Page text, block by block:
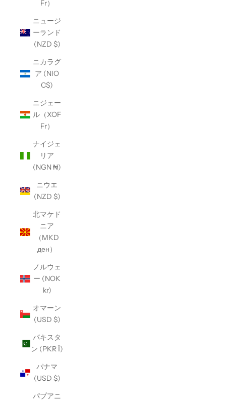
Fr）
ニュージ
ーランド
(NZD $)
ニカラグ
ア (NIO
C$)
ニジェー
ル（XOF
Fr）
ナイジェ
リア
(NGN ₦)
ニウエ
(NZD $)
北マケド
ニア
（MKD
ден）
ノルウェ
ー (NOK
kr)
オマーン
(USD $)
パキスタ
ン (PKR Ȉ)
パナマ
(USD $)
パプアニ